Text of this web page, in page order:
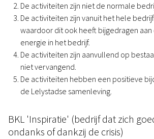
De activiteiten zijn niet de normale
De activiteiten zijn vanuit het hele
waardoor dit ook heeft bijgedragen
energie in het bedrijf.
De activiteiten zijn aanvullend op
niet vervangend.
De activiteiten hebben een positieve
de Lelystadse samenleving.
BKL 'Inspiratie' (bedrijf dat zich
ondanks of dankzij de crisis)